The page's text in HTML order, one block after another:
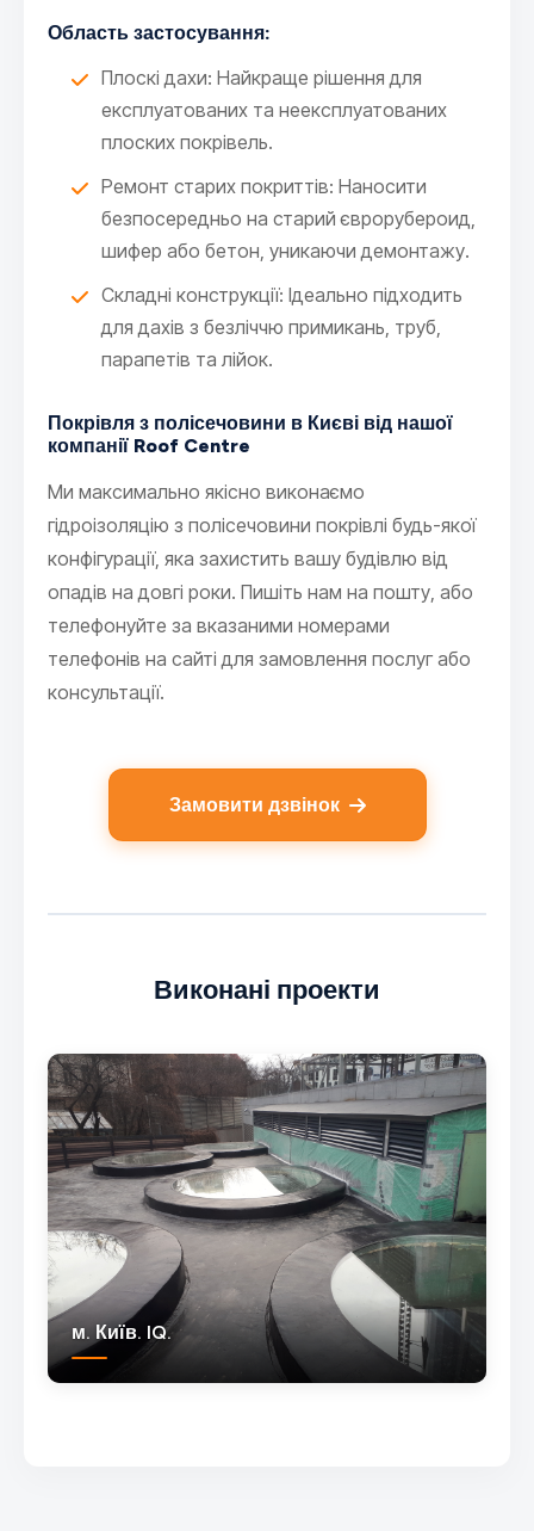
Область застосування:
Плоскі дахи: Найкраще рішення для
експлуатованих та неексплуатованих
плоских покрівель.
Ремонт старих покриттів: Наносити
безпосередньо на старий єврорубероид,
шифер або бетон, уникаючи демонтажу.
Складні конструкції: Ідеально підходить
для дахів з безліччю примикань, труб,
парапетів та лійок.
Покрівля з полісечовини в Києві від нашої
компанії Roof Centre
Ми максимально якісно виконаємо
гідроізоляцію з полісечовини покрівлі будь-якої
конфігурації, яка захистить вашу будівлю від
опадів на довгі роки. Пишіть нам на пошту, або
телефонуйте за вказаними номерами
телефонів на сайті для замовлення послуг або
консультації.
Замовити дзвінок
Виконані проекти
м. Київ. IQ.